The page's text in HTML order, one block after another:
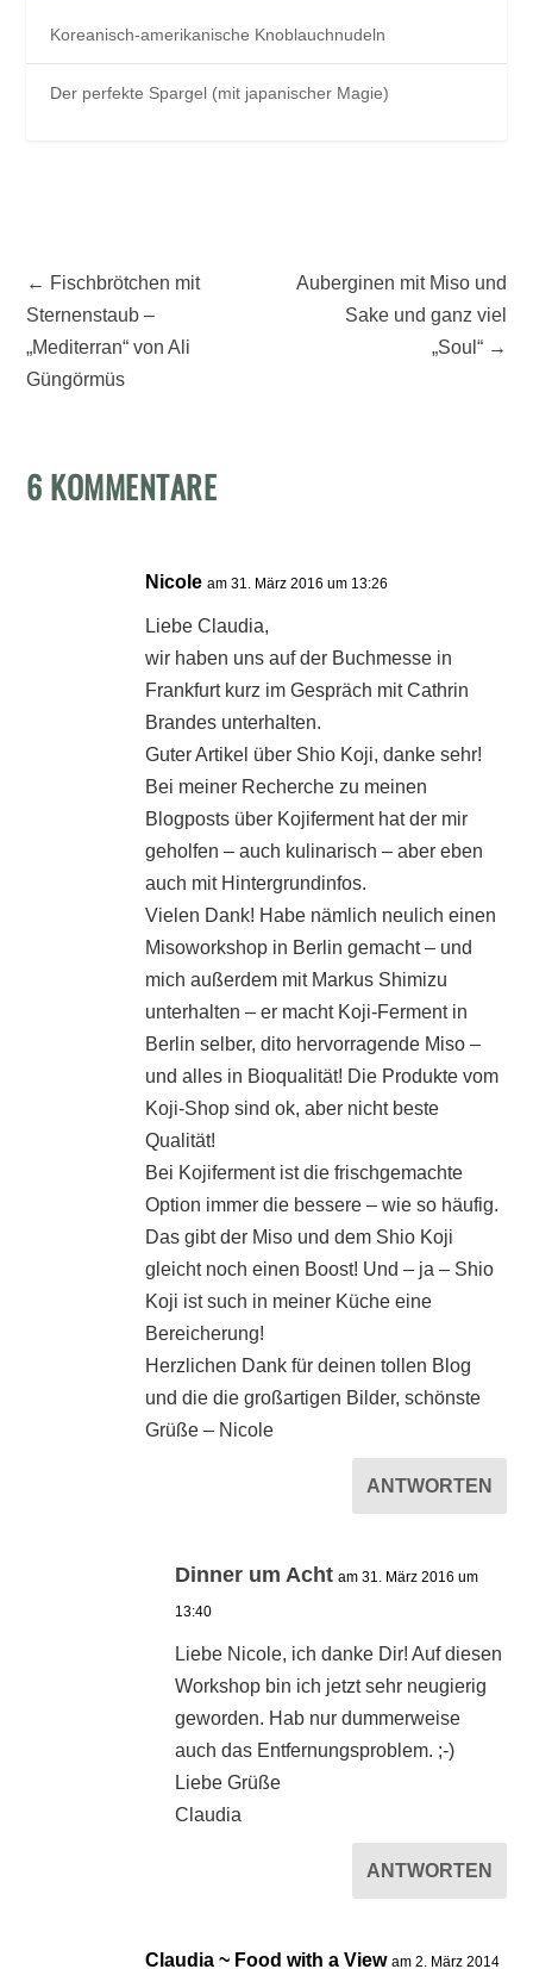
Koreanisch-amerikanische Knoblauchnudeln
Der perfekte Spargel (mit japanischer Magie)
← Fischbrötchen mit
Sternenstaub –
„Mediterran“ von Ali
Güngörmüs
Auberginen mit Miso und
Sake und ganz viel
„Soul“→
6 KOMMENTARE
Nicole am 31. März 2016 um 13:26
Liebe Claudia,
wir haben uns auf der Buchmesse in
Frankfurt kurz im Gespräch mit Cathrin
Brandes unterhalten.
Guter Artikel über Shio Koji, danke sehr!
Bei meiner Recherche zu meinen
Blogposts über Kojiferment hat der mir
geholfen – auch kulinarisch – aber eben
auch mit Hintergrundinfos.
Vielen Dank! Habe nämlich neulich einen
Misoworkshop in Berlin gemacht – und
mich außerdem mit Markus Shimizu
unterhalten – er macht Koji-Ferment in
Berlin selber, dito hervorragende Miso –
und alles in Bioqualität! Die Produkte vom
Koji-Shop sind ok, aber nicht beste
Qualität!
Bei Kojiferment ist die frischgemachte
Option immer die bessere – wie so häufig.
Das gibt der Miso und dem Shio Koji
gleicht noch einen Boost! Und – ja – Shio
Koji ist such in meiner Küche eine
Bereicherung!
Herzlichen Dank für deinen tollen Blog
und die die großartigen Bilder, schönste
Grüße – Nicole
ANTWORTEN
Dinner um Acht am 31. März 2016 um
13:40
Liebe Nicole, ich danke Dir! Auf diesen
Workshop bin ich jetzt sehr neugierig
geworden. Hab nur dummerweise
auch das Entfernungsproblem. ;-)
Liebe Grüße
Claudia
ANTWORTEN
Claudia ~ Food with a View am 2. März 2014